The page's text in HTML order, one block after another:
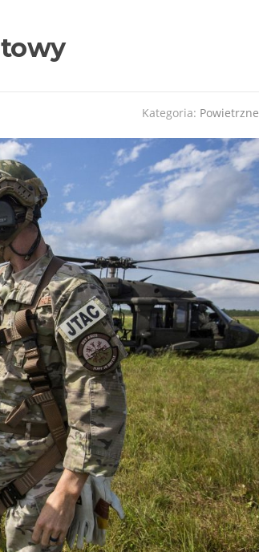
Kategoria: Powietrzne